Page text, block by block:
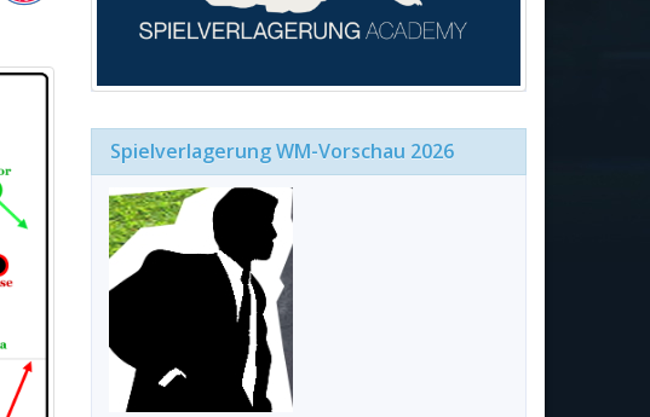
Spielverlagerung WM-Vorschau 2026